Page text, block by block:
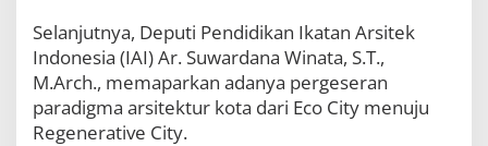
Selanjutnya, Deputi Pendidikan Ikatan Arsitek
Indonesia (IAI) Ar. Suwardana Winata, S.T.,
M.Arch., memaparkan adanya pergeseran
paradigma arsitektur kota dari Eco City menuju
Regenerative City.